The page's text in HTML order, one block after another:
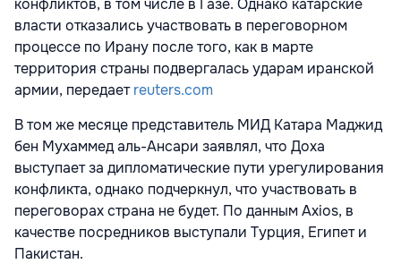
конфликтов, в том числе в Газе. Однако катарские
власти отказались участвовать в переговорном
процессе по Ирану после того, как в марте
территория страны подвергалась ударам иранской
армии, передаетreuters.com
В том же месяце представитель МИД Катара Маджид
бен Мухаммед аль-Ансари заявлял, что Доха
выступает за дипломатические пути урегулирования
конфликта, однако подчеркнул, что участвовать в
переговорах страна не будет. По данным Axios, в
качестве посредников выступали Турция, Египет и
Пакистан.